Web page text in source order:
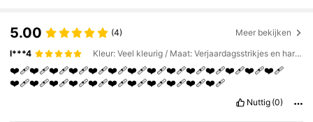
5.00 (4) Meer bekijken
l***4 Kleur: Veel kleurig / Maat: Verjaardagsstrikjes en hartjes set
❤️‍🩹❤️‍🩹❤️‍🩹❤️‍🩹❤️‍🩹❤️‍🩹❤️‍🩹❤️‍🩹❤️‍🩹❤️‍🩹❤️‍🩹❤️‍🩹❤️‍🩹❤️‍🩹
❤️‍🩹❤️‍🩹❤️‍🩹❤️‍🩹❤️‍🩹❤️‍🩹❤️‍🩹❤️‍🩹❤️‍🩹❤️‍🩹❤️‍🩹
Nuttig (0)